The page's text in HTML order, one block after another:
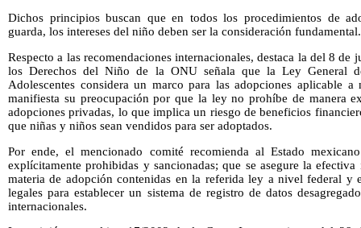
Dichos principios buscan que en todos los procedimientos de
guarda, los intereses del niño deben ser la consideración fundamental.
Respecto a las recomendaciones internacionales, destaca la del 8
los Derechos del Niño de la ONU señala que la Ley General
Adolescentes considera un marco para las adopciones aplicable
manifiesta su preocupación por que la ley no prohíbe de manera
adopciones privadas, lo que implica un riesgo de beneficios
que niñas y niños sean vendidos para ser adoptados.
Por ende, el mencionado comité recomienda al Estado
explícitamente prohibidas y sancionadas; que se asegure la
materia de adopción contenidas en la referida ley a nivel federal y
legales para establecer un sistema de registro de datos
internacionales.